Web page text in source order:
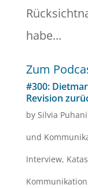
habe...
Zum
#300:
Revision
by Silvia Puhani
und
Interview,
Kommunikation